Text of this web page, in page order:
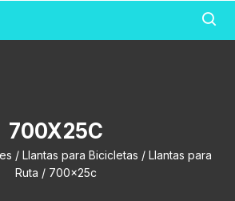
700X25C
/ Llantas para Bicicletas / Llantas para
Ruta / 700x25c